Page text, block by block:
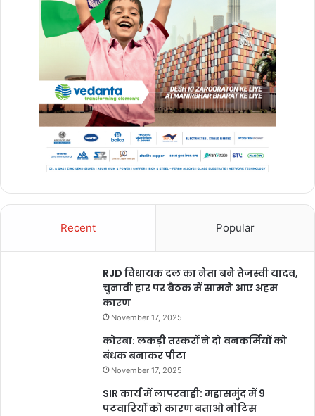
Recent Popular
RJD विधायक दल का नेता बने तेजस्वी यादव,
चुनावी हार पर बैठक में सामने आए अहम
कारण
November 17, 2025
कोरबा: लकड़ी तस्करों ने दो वनकर्मियों को
बंधक बनाकर पीटा
November 17, 2025
SIR कार्य में लापरवाही: महासमुंद में 9
पटवारियों को कारण बताओ नोटिस